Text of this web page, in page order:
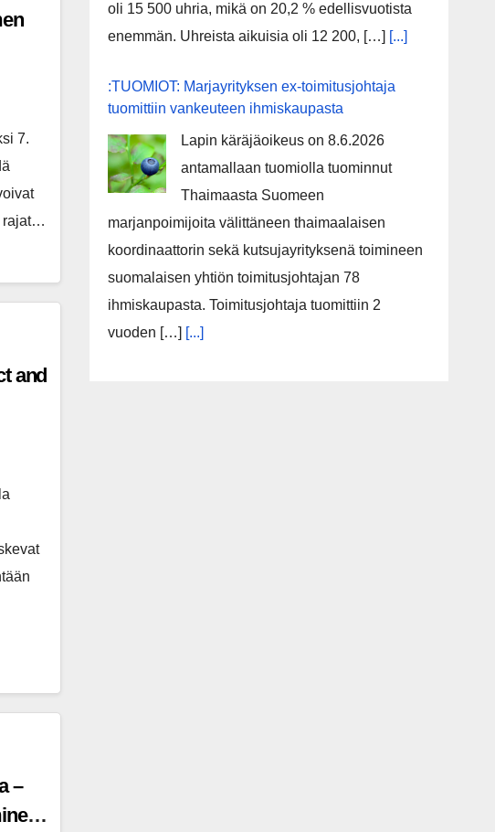
7.
rajat…
and
–
oli 15 500 uhria, mikä on 20,2 % edellisvuotista
enemmän. Uhreista aikuisia oli 12 200, […] [...]
:TUOMIOT: Marjayrityksen ex-toimitusjohtaja
tuomittiin vankeuteen ihmiskaupasta
Lapin käräjäoikeus on 8.6.2026
antamallaan tuomiolla tuominnut
Thaimaasta Suomeen
marjanpoimijoita välittäneen thaimaalaisen
koordinaattorin sekä kutsujayrityksenä toimineen
suomalaisen yhtiön toimitusjohtajan 78
ihmiskaupasta. Toimitusjohtaja tuomittiin 2
vuoden […] [...]